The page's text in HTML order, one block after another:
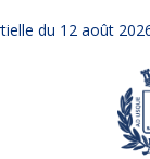
du 12 août